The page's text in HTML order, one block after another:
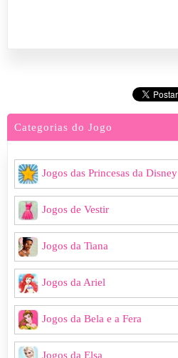
Categorias do Jogo
Jogos das Princesas da Disney
Jogos de Vestir
Jogos da Tiana
Jogos da Ariel
Jogos da Bela e a Fera
Jogos da Elsa